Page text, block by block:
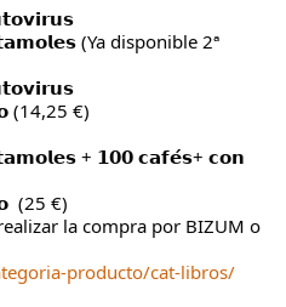
(Ya disponible 2ª
(14,25 €)
+ 𝟭𝟬𝟬 𝗰𝗮𝗳𝗲́𝘀+ 𝗰𝗼𝗻
(25 €)
la compra por BIZUM o
producto/cat-libros/